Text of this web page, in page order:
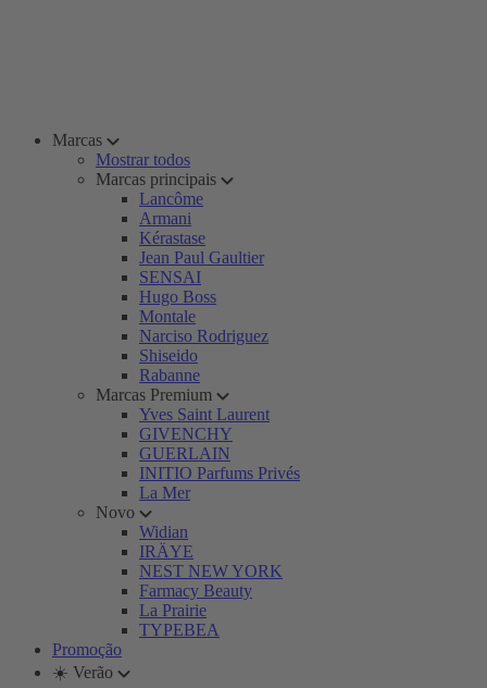
Marcas
Mostrar todos
Marcas principais
Lancôme
Armani
Kérastase
Jean Paul Gaultier
SENSAI
Hugo Boss
Montale
Narciso Rodriguez
Shiseido
Rabanne
Marcas Premium
Yves Saint Laurent
GIVENCHY
GUERLAIN
INITIO Parfums Privés
La Mer
Novo
Widian
IRÄYE
NEST NEW YORK
Farmacy Beauty
La Prairie
TYPEBEA
Promoção
☀️ Verão